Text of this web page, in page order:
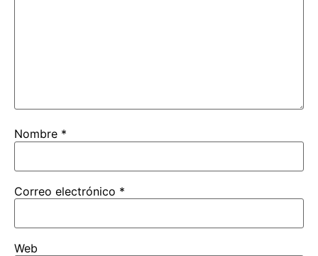
Nombre *
Correo electrónico *
Web